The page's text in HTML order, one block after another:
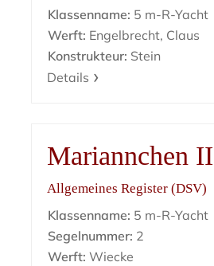
Klassenname: 5 m-R-Yacht
Werft: Engelbrecht, Claus
Konstrukteur: Stein
Details
Mariannchen II
Allgemeines Register (DSV)
Klassenname: 5 m-R-Yacht
Segelnummer: 2
Werft: Wiecke